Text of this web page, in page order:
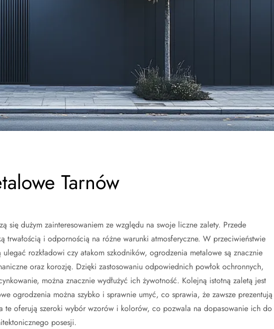
Tarnów
się dużym zainteresowaniem ze względu na swoje liczne zalety. Przede
trwałością i odpornością na różne warunki atmosferyczne. W przeciwieństwie
rozkładowi czy atakom szkodników, ogrodzenia metalowe są znacznie
oraz korozję. Dzięki zastosowaniu odpowiednich powłok ochronnych,
można znacznie wydłużyć ich żywotność. Kolejną istotną zaletą jest
ogrodzenia można szybko i sprawnie umyć, co sprawia, że zawsze prezentują
te oferują szeroki wybór wzorów i kolorów, co pozwala na dopasowanie ich do
posesji.